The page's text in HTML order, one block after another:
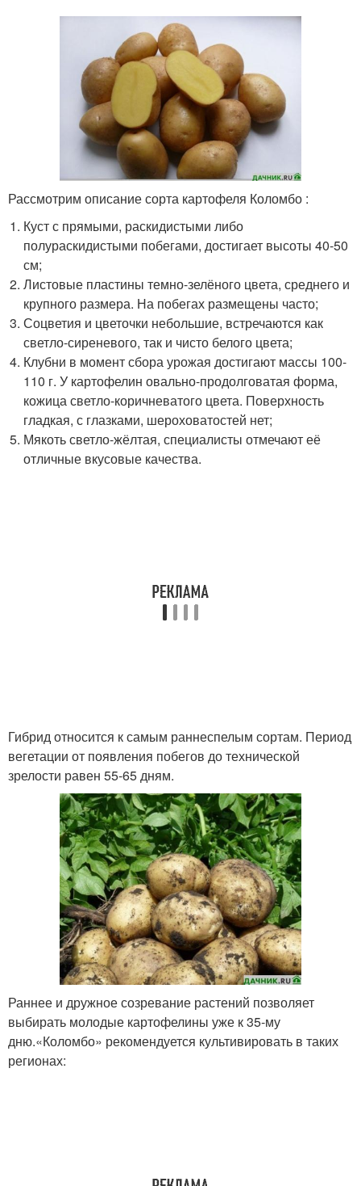
Рассмотрим описание сорта картофеля Коломбо :
Куст с прямыми, раскидистыми либо
полураскидистыми побегами, достигает высоты 40-50
см;
Листовые пластины темно-зелёного цвета, среднего и
крупного размера. На побегах размещены часто;
Соцветия и цветочки небольшие, встречаются как
светло-сиреневого, так и чисто белого цвета;
Клубни в момент сбора урожая достигают массы 100-
110 г. У картофелин овально-продолговатая форма,
кожица светло-коричневатого цвета. Поверхность
гладкая, с глазками, шероховатостей нет;
Мякоть светло-жёлтая, специалисты отмечают её
отличные вкусовые качества.
Гибрид относится к самым раннеспелым сортам. Период
вегетации от появления побегов до технической
зрелости равен 55-65 дням.
Раннее и дружное созревание растений позволяет
выбирать молодые картофелины уже к 35-му
дню.«Коломбо» рекомендуется культивировать в таких
регионах: